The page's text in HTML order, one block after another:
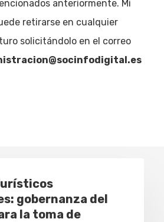
anteriormente. Mi
retirarse en cualquier
solicitándolo en el correo
gobernanza del
la toma de